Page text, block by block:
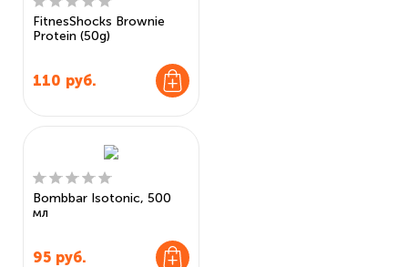
FitnesShocks Brownie
Protein (50g)
110 руб.
Bombbar Isotonic, 500
мл
95 руб.